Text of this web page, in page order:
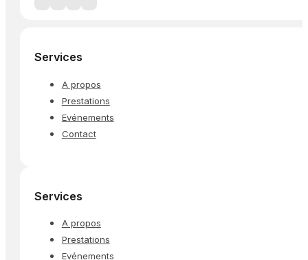
Services
A propos
Prestations
Evénements
Contact
Services
A propos
Prestations
Evénements